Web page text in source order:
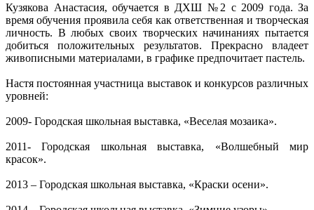
Кузякова Анастасия, обучается в ДХШ №2 с 2009 года. За
время обучения проявила себя как ответственная и творческая
личность. В любых своих творческих начинаниях пытается
добиться положительных результатов. Прекрасно владеет
живописными материалами, в графике предпочитает пастель.
Настя постоянная участница выставок и конкурсов различных
уровней:
2009- Городская школьная выставка, «Веселая мозаика».
2011- Городская школьная выставка, «Волшебный мир
красок».
2013 – Городская школьная выставка, «Краски осени».